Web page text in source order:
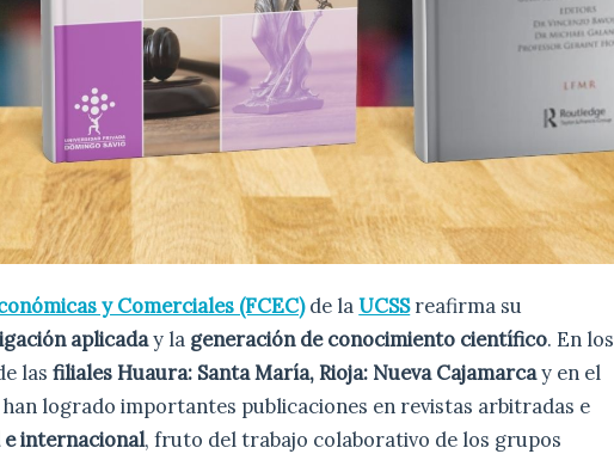
y Comerciales (FCEC)de laUCSSreafirma su
aplicaday la generación de conocimiento científico. En los
lasfiliales Huaura: Santa María, Rioja: Nueva Cajamarcay en el
logrado importantes publicaciones en revistas arbitradas e
e internacional, fruto del trabajo colaborativo de los grupos